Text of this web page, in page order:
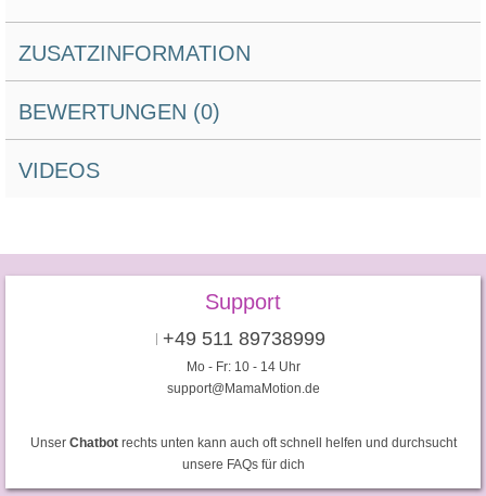
ZUSATZINFORMATION
BEWERTUNGEN (0)
VIDEOS
Support
+49 511 89738999
Mo - Fr: 10 - 14 Uhr
support@MamaMotion.de
Unser Chatbotrechts unten kann auch oft schnell helfen und durchsucht
unsere FAQs für dich